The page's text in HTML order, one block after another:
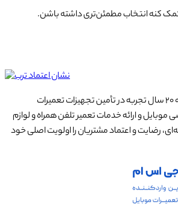
کنه انتخاب مطمئن‌تری داشته باشن.
آسان جی‌اس‌ام با نزدیک به ۲۰ سال تجربه در تأمین تجهیزات تعمیرات
و ارائه خدمات تعمیر تلفن همراه و لوازم
رضایت و اعتماد مشتریان را اولویت اصلی خود